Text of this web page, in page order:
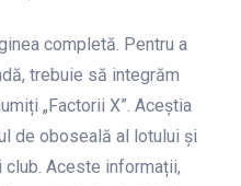
completă. Pentru a
trebuie să integrăm
„Factorii X”. Aceștia
de oboseală al lotului și
Aceste informații,